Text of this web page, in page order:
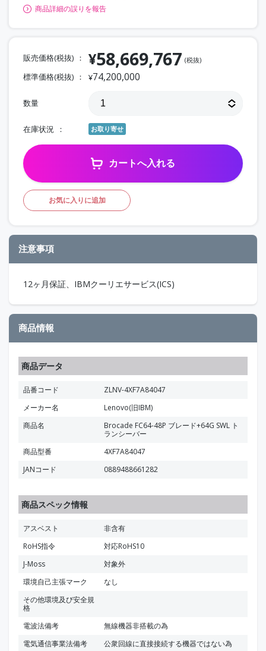
商品詳細の誤りを報告
販売価格(税抜) ¥58,669,767 (税抜)
標準価格(税抜) ¥74,200,000
数量
在庫状況 お取り寄せ
カートへ入れる
お気に入りに追加
注意事項
12ヶ月保証、IBMクーリエサービス(ICS)
商品情報
商品データ
品番コード
ZLNV-4XF7A84047
メーカー名
Lenovo(旧IBM)
商品名
Brocade FC64-48P ブレード+64G SWL ト
ランシーバー
商品型番
4XF7A84047
JANコード
0889488661282
商品スペック情報
アスベスト
非含有
RoHS指令
対応RoHS10
J-Moss
対象外
環境自己主張マーク
なし
その他環境及び安全規
格
電波法備考
無線機器非搭載の為
電気通信事業法備考
公衆回線に直接接続する機器ではない為